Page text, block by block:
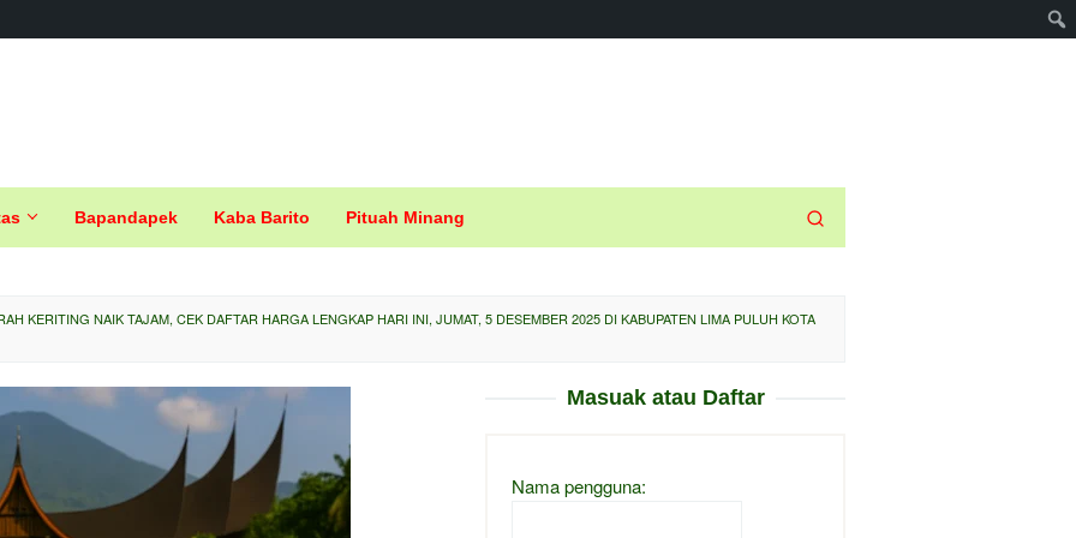
Bapandapek Kaba Barito Pituah Minang
KERITING NAIK TAJAM, CEK DAFTAR HARGA LENGKAP HARI INI, JUMAT, 5 DESEMBER 2025 DI KABUPATEN LIMA PULUH KOTA
Masuak atau Daftar
Nama pengguna: